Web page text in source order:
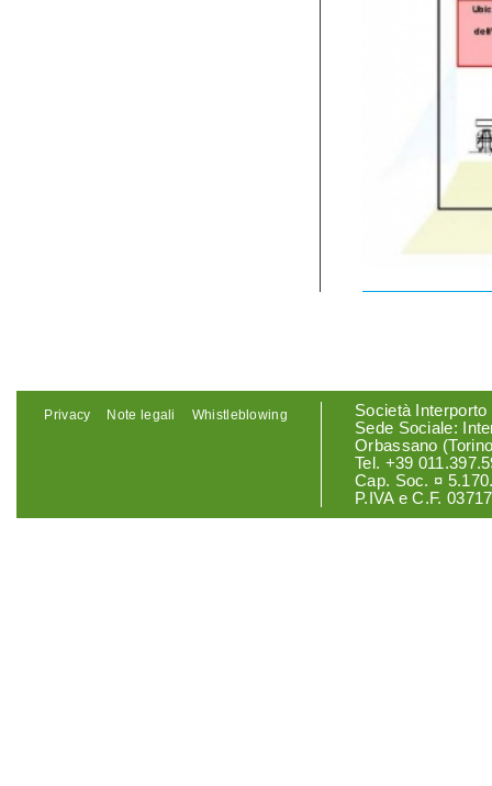
Whistleblowing
Note legali
Privacy
Società Interporto
Sede Sociale:
Orbassano
Tel. +39
Cap. Soc. ¤
P.IVA e C.F.